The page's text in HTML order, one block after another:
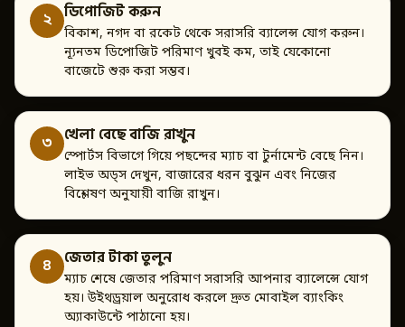
২ ডিপোজিট করুন
বিকাশ, নগদ বা রকেট থেকে সরাসরি ব্যালেন্স যোগ করুন।
ন্যূনতম ডিপোজিট পরিমাণ খুবই কম, তাই যেকোনো
বাজেটে শুরু করা সম্ভব।
৩ খেলা বেছে বাজি রাখুন
স্পোর্টস বিভাগে গিয়ে পছন্দের ম্যাচ বা টুর্নামেন্ট বেছে নিন।
লাইভ অড্স দেখুন, বাজারের ধরন বুঝুন এবং নিজের
বিশ্লেষণ অনুযায়ী বাজি রাখুন।
৪ জেতার টাকা তুলুন
ম্যাচ শেষে জেতার পরিমাণ সরাসরি আপনার ব্যালেন্সে যোগ
হয়। উইথড্রয়াল অনুরোধ করলে দ্রুত মোবাইল ব্যাংকিং
অ্যাকাউন্টে পাঠানো হয়।